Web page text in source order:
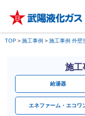
TOP > 施工事例 > 施工事例 外壁
施工
給湯器
エネファーム・エコワ